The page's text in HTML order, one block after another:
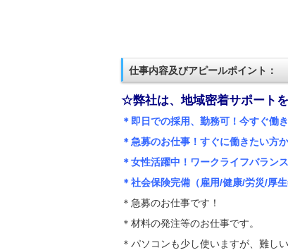
仕事内容及びアピールポイント：
☆弊社は、地域密着サポート
＊即日での採用、勤務可！今すぐ働
＊急募のお仕事！すぐに働きたい方
＊女性活躍中！ワークライフバラン
＊社会保険完備（雇用/健康/労災/厚生
＊急募のお仕事です！
＊材料の発注等のお仕事です。
＊パソコンも少し使いますが、難し